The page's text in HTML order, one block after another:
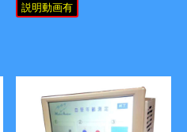
説明動画有